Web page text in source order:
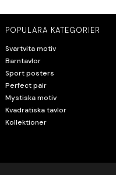
POPULÄRA KATEGORIER
Svartvita motiv
Barntavlor
Sport posters
Perfect pair
Mystiska motiv
Kvadratiska tavlor
Kollektioner